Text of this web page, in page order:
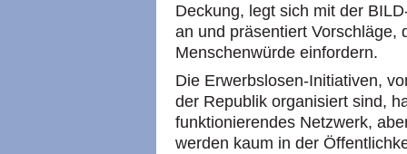
Deckung, legt sich mit der
an und präsentiert Vorschläge,
Menschenwürde einfordern.
Die Erwerbslosen-Initiativen,
der Republik organisiert sind,
funktionierendes Netzwerk,
werden kaum in der